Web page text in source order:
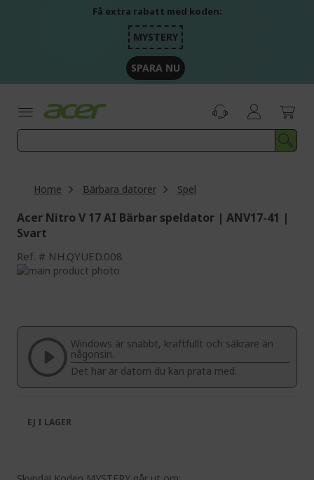
Få extra rabatt med koden:
MYSTERY
SPARA NU
Home Bärbara datorer Spel
Acer Nitro V 17 AI Bärbar speldator | ANV17-41 |
Svart
Ref. NH.QYUED.008
Skip
of
images
gallery
beginning
the
images
gallery
Windows är snabbt, kraftfullt och säkrare än
någonsin.
Det här är datorn du kan prata med.
EJ I LAGER